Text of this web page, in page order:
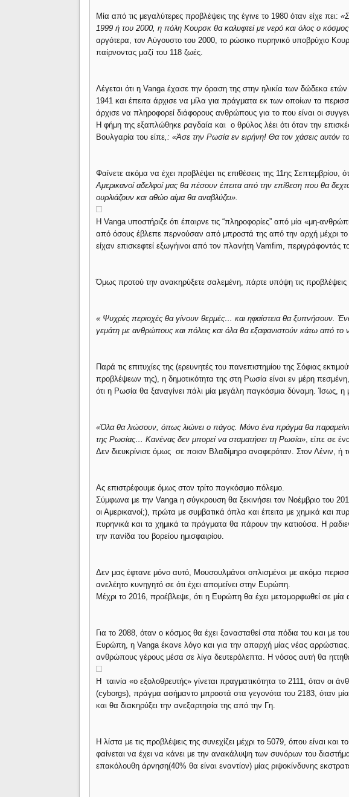
Μία από τις μεγαλύτερες προβλέψεις της έγινε το 1980 όταν είχε πει:
1999 ή του 2000, η πόλη Κουρσκ θα καλυφτεί με νερό και όλος ο κόσμος
αργότερα, τον Αύγουστο του 2000, το ρώσικο πυρηνικό υποβρύχιο
παίρνοντας μαζί του 118 ζωές.
Λέγεται ότι η Vanga έχασε την όραση της στην ηλικία των δώδεκα
1941 και έπειτα άρχισε να μίλα για πράγματα εκ των οποίων τα
άρχισε να πληροφορεί διάφορους ανθρώπους για το που είναι οι
Η φήμη της εξαπλώθηκε ραγδαία και ο θρύλος λέει ότι όταν την
Βουλγαρία του είπε,: «Άσε την Ρωσία εν ειρήνη! Θα τον χάσεις αυτόν
Φαίνετε ακόμα να έχει προβλέψει τις επιθέσεις της 11ης Σεπτεμβρίου,
Αμερικανοί αδελφοί μας θα πέσουν έπειτα από την επίθεση που θα
ουρλιάζουν και αθώο αίμα θα αναβλύζει».
Η Vanga υποστήριζε ότι έπαιρνε τις “πληροφορίες” από μία «μη-
από όσους έβλεπε περνούσαν από μπροστά της από την αρχή μέχρι το
είχαν επισκεφτεί εξωγήινοι από τον πλανήτη Vamfim, περιγράφοντάς
Όμως προτού την ανακηρύξετε σαλεμένη, πάρτε υπόψη τις προβλέψεις
« Ψυχρές περιοχές θα γίνουν θερμές… και ηφαίστεια θα ξυπνήσουν.
γεμάτη με ανθρώπους και πόλεις και όλα θα εξαφανιστούν κάτω από το
Παρά τις επιτυχίες της (ερευνητές του πανεπιστημίου της Σόφιας
προβλέψεων της), η δημοτικότητα της στη Ρωσία είναι εν μέρη
ότι η Ρωσία θα ξαναγίνει πάλι μία μεγάλη παγκόσμια δύναμη. Ίσως, η
«Όλα θα λιώσουν, όπως λιώνει ο πάγος. Μόνο ένα πράγμα θα
της Ρωσίας… Κανένας δεν μπορεί να σταματήσει τη Ρωσία», είπε σε
Δεν διευκρίνισε όμως σε ποιον Βλαδίμηρο αναφερόταν. Στον Λένιν, ή
Ας επιστρέφουμε όμως στον τρίτο παγκόσμιο πόλεμο.
Σύμφωνα με την Vanga η σύγκρουση θα ξεκινήσει τον Νοέμβριο του
οι Αμερικανοί;), πρώτα με συμβατικά όπλα και έπειτα με χημικά και
πυρηνικά και τα χημικά τα πράγματα θα πάρουν την κατιούσα. Η
την πανίδα του βορείου ημισφαιρίου.
Δεν μας έφτανε μόνο αυτό, Μουσουλμάνοι οπλισμένοι με ακόμα
ανελέητο κυνηγητό σε ότι έχει απομείνει στην Ευρώπη.
Μέχρι το 2016, προέβλεψε, ότι η Ευρώπη θα έχει μεταμορφωθεί σε
Για το 2088, όταν ο κόσμος θα έχει ξανασταθεί στα πόδια του και με
Ευρώπη, η Vanga έκανε λόγο και για την απαρχή μίας νέας
ανθρώπους γέρους μέσα σε λίγα δευτερόλεπτα. Η νόσος αυτή θα
Η ταινία «ο εξολοθρευτής» γίνεται πραγματικότητα το 2111, όταν οι
(cyborgs), πράγμα ασήμαντο μπροστά στα γεγονότα του 2183, όταν
και θα διακηρύξει την ανεξαρτησία της από την Γη.
Η λίστα με τις προβλέψεις της συνεχίζει μέχρι το 5079, όπου είναι
φαίνεται να έχει να κάνει με την ανακάλυψη των συνόρων του
επακόλουθη άρνηση(40% θα είναι εναντίον) μίας ριψοκίνδυνης